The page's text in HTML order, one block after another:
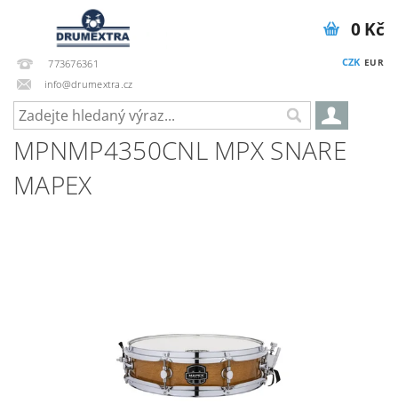
773676361
info@drumextra.cz
CZK EUR
0 Kč
MPNMP4350CNL MPX SNARE
MAPEX